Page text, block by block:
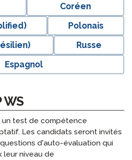
Coréen
Polonais
Russe
Espagnol
WS
un test de compétence
Les candidats seront invités
d'auto-évaluation qui
leur niveau de